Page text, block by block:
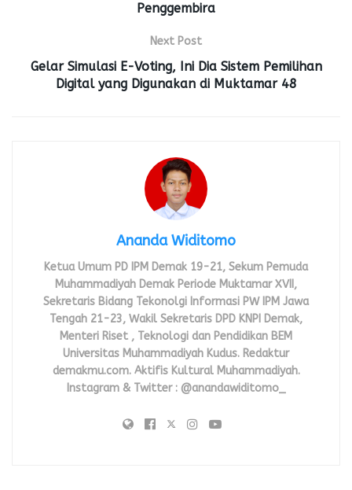
Penggembira
Next Post
Gelar Simulasi E-Voting, Ini Dia Sistem Pemilihan
Digital yang Digunakan di Muktamar 48
Ananda Widitomo
Ketua Umum PD IPM Demak 19-21, Sekum Pemuda
Muhammadiyah Demak Periode Muktamar XVII,
Sekretaris Bidang Tekonolgi Informasi PW IPM Jawa
Tengah 21-23, Wakil Sekretaris DPD KNPI Demak,
Menteri Riset , Teknologi dan Pendidikan BEM
Universitas Muhammadiyah Kudus. Redaktur
demakmu.com. Aktifis Kultural Muhammadiyah.
Instagram & Twitter : @anandawiditomo_